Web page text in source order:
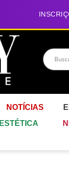
NOTÍCIAS
ESTÉTICA